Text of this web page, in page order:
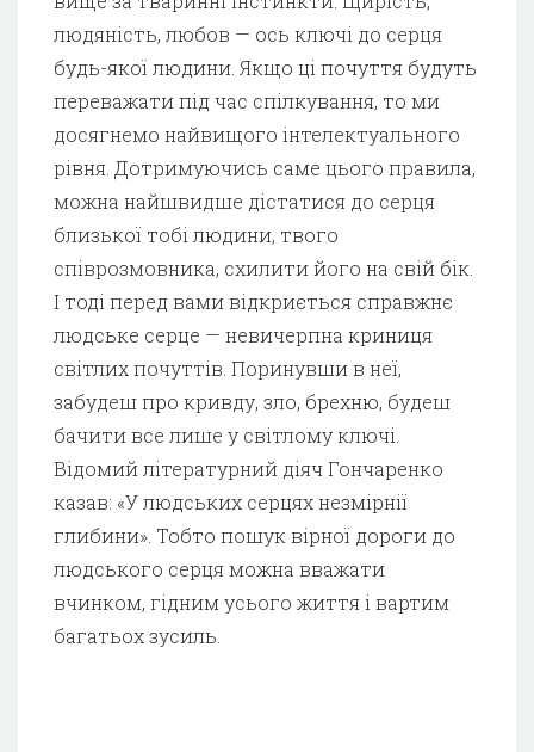
людяність, любов — ось ключі до серця
будь-якої людини. Якщо ці почуття будуть
переважати під час спілкування, то ми
досягнемо найвищого інтелектуального
рівня. Дотримуючись саме цього правила,
можна найшвидше дістатися до серця
близької тобі людини, твого
співрозмовника, схилити його на свій бік.
І тоді перед вами відкриється справжнє
людське серце — невичерпна криниця
світлих почуттів. Поринувши в неї,
забудеш про кривду, зло, брехню, будеш
бачити все лише у світлому ключі.
Відомий літературний діяч Гончаренко
казав: «У людських серцях незмірнії
глибини». Тобто пошук вірної дороги до
людського серця можна вважати
вчинком, гідним усього життя і вартим
багатьох зусиль.